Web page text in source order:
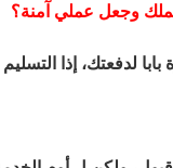
وجعل عملي آمنة؟